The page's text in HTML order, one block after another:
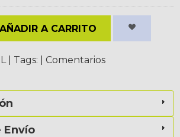
AÑADIR A CARRITO
Tags: Comentarios
Envío